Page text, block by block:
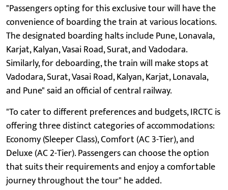
"Passengers opting for this exclusive tour will have the
convenience of boarding the train at various locations.
The designated boarding halts include Pune, Lonavala,
Karjat, Kalyan, Vasai Road, Surat, and Vadodara.
Similarly, for deboarding, the train will make stops at
Vadodara, Surat, Vasai Road, Kalyan, Karjat, Lonavala,
and Pune" said an official of central railway.
"To cater to different preferences and budgets, IRCTC is
offering three distinct categories of accommodations:
Economy (Sleeper Class), Comfort (AC 3-Tier), and
Deluxe (AC 2-Tier). Passengers can choose the option
that suits their requirements and enjoy a comfortable
journey throughout the tour" he added.